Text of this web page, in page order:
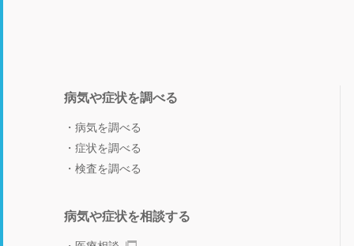
病気や症状を調べる
病気を調べる
症状を調べる
検査を調べる
病気や症状を相談する